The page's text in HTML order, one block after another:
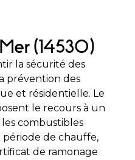
(14530)
la sécurité des
prévention des
et résidentielle. Le
le recours à un
combustibles
de chauffe,
de ramonage